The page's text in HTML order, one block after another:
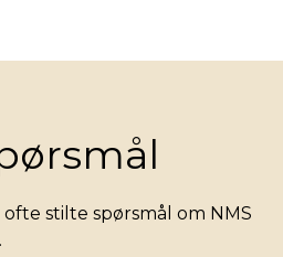
stilte spørsmål om NMS